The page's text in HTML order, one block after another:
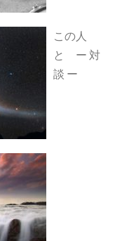
この人
と ー 対
談 ー